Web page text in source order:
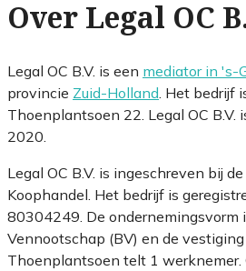
Over Legal OC
Legal OC B.V. is een mediator in 's-
provincie Zuid-Holland . Het bedrijf
Thoenplantsoen 22. Legal OC
2020.
Legal OC B.V. is ingeschreven bij
Koophandel. Het bedrijf is
80304249. De ondernemingsvorm
Vennootschap (BV) en de vestiging
Thoenplantsoen telt 1 werknemer.